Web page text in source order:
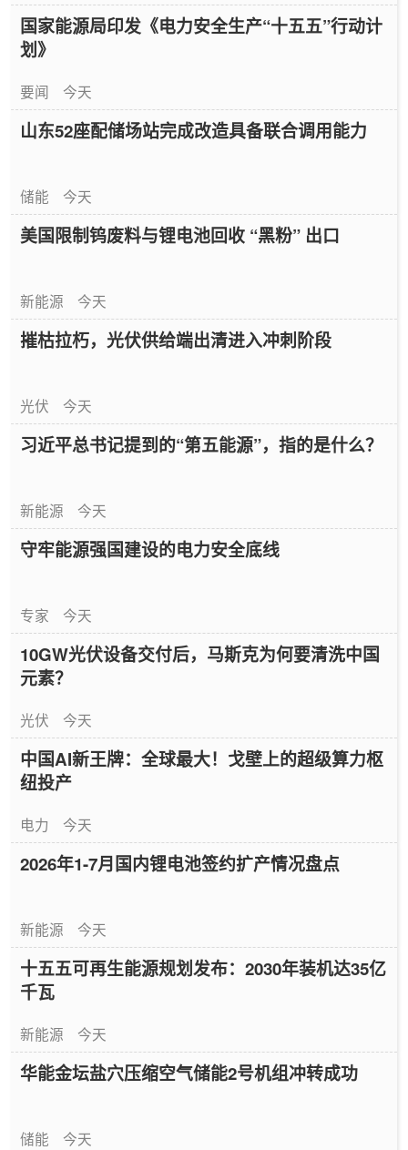
国家能源局印发《电力安全生产“十五五”行动计
划》
要闻 今天
山东52座配储场站完成改造具备联合调用能力
储能 今天
美国限制钨废料与锂电池回收 “黑粉” 出口
新能源 今天
摧枯拉朽，光伏供给端出清进入冲刺阶段
光伏 今天
习近平总书记提到的“第五能源”，指的是什么？
新能源 今天
守牢能源强国建设的电力安全底线
专家 今天
10GW光伏设备交付后，马斯克为何要清洗中国
元素？
光伏 今天
中国AI新王牌：全球最大！戈壁上的超级算力枢
纽投产
电力 今天
2026年1-7月国内锂电池签约扩产情况盘点
新能源 今天
十五五可再生能源规划发布：2030年装机达35亿
千瓦
新能源 今天
华能金坛盐穴压缩空气储能2号机组冲转成功
储能 今天